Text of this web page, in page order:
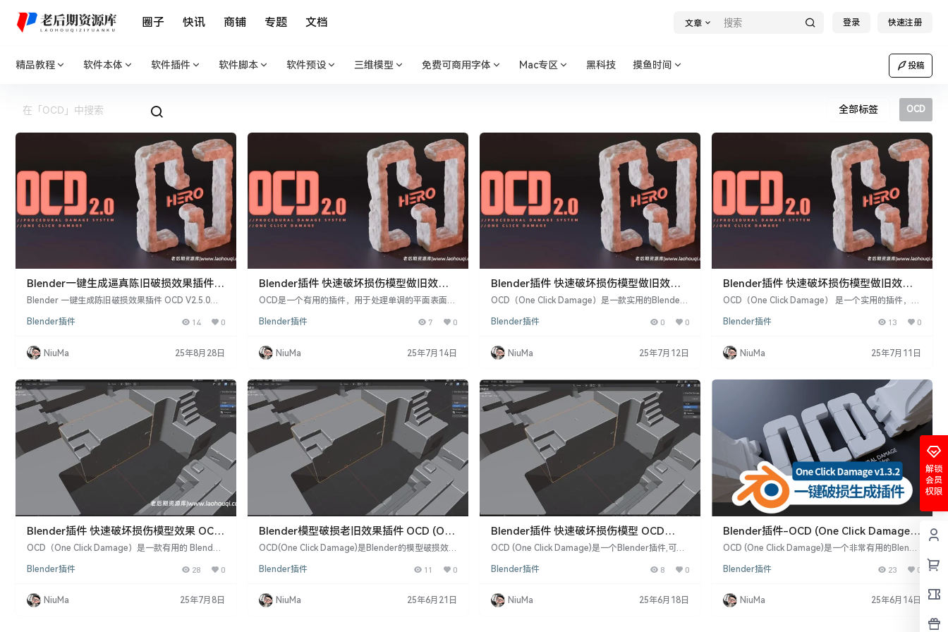
圈子 快讯 商铺 专题 文档 文章 登录 快速注册
精品教程 软件本体 软件插件 软件脚本 软件预设 三维模型 免费可商用字体 Mac专区 黑科技 摸鱼时间 投稿
全部标签 OCD
Blender一键生成逼真陈旧破损效果插件
OCD V2.5.0 One Click Damage
Blender 一键生成陈旧破损效果插件 OCD V2.5.0
件，能够快速为模型添加逼真的破损效果。只需选择
然后点击“Apply”，即可将简单的几何图形变成具有复
杂破损效果的模型。 核心功能 一键生成破损效果：
视觉反馈：调整参数…
Blender插件 14 0
NiuMa 25年8月28日
Blender插件 快速破坏损伤模型做旧效果
OCD V2.0.2 One Click Damage
OCD是一个有用的插件，用于处理单调的平面表面和
感，但又不想花费数小时的时间 – OCD就是为您而设
3.4, 3.5, 3.6, 4.0 OCD插件的特点和优势： 快速破坏
效果： OCD可以帮助您快速添加损伤、磨损和破坏
Blender插件 7 0
NiuMa 25年7月14日
Blender插件 快速破坏损伤模型做旧效果
OCD (One Click Damage) V2.0.1
OCD（One Click Damage）是一款实用的Blender
带来逼真的破损效果，而无需花费大量时间。 OCD
插件，旨在解决处理平淡表面和锋利边缘的问题，从
而为模型添加逼真的破损效果。如果您想让您的模型
的得力助手。 插件特点： 快速破…
Blender插件 0 0
NiuMa 25年7月12日
Blender插件 快速破坏损伤模型做旧效果
OCD (One Click Damage) V2.0
OCD（One Click Damage） 是一个实用的插件，可
你的模型更具真实感，但又不想花费数小时来完成 –
包括： 快速破坏效果： 通过简单点击按钮，快速为
模型添加破损、损伤效果，使其看起来更加现实。 简
果，OCD能够在短时间内完成任务。 灵活性…
Blender插件 13 0
NiuMa 25年7月11日
Blender插件 快速破坏损伤模型效果 OCD
(One Click Damage) V1.8.2
OCD（One Click Damage）是一款有用的 Blender
您想为模型增添一些真实感，但又不想花费数小时来
效果： OCD 插件能够快速为模型添加破损、损伤效
果，让您的模型看起来更真实、更有质感，而无需花
Blender插件 28 0
NiuMa 25年7月8日
Blender模型破损老旧效果插件 OCD (One
Click Damage) V1.8.0
OCD(One Click Damage)是Blender的模型破损效果
件 模型破损效果OCD介绍 主要功能 一键添加模型破
形式、范围和强度。 支持批量处理,适合场景中的多
个模型。 简单易用,无需进行复杂参数设置。 兼容性
Blender插件 11 0
NiuMa 25年6月21日
Blender插件 快速破坏损伤模型 OCD
(One Click Damage) V1.7.8
OCD (One Click Damage)是一个Blender插件,可以
加真实感但又不想花费数小时时间去做,OCD可以帮
细节,去除平面和锋利棱角 – 多种破坏模式:磨损,划痕,
刮痕,碰撞等 – 全局和局部划痕,可自由选择要处理的
Blender插件 8 0
NiuMa 25年6月18日
Blender插件-OCD (One Click Damage)
One Click Damage v1.3.2模型破旧损坏生
OCD (One Click Damage)是一个非常有用的Blende
缘。一个一个地手动处理模型是很困难的，但是有了
此外，如果第一个对象有 UV，它将保留，OCD 会为
受损区域分配新材质。模型本身会发生变化，所以如
Blender插件 23 0
NiuMa 25年6月14日
解锁
会员
权限